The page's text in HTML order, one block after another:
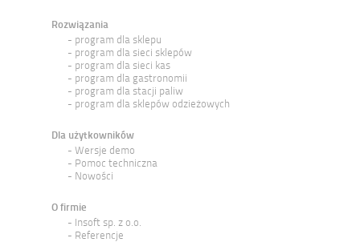
Rozwiązania
program dla sklepu
program dla sieci sklepów
program dla sieci kas
program dla gastronomii
program dla stacji paliw
program dla sklepów odzieżowych
Dla użytkowników
Wersje demo
Pomoc techniczna
Nowości
O firmie
Insoft sp. z o.o.
Referencje